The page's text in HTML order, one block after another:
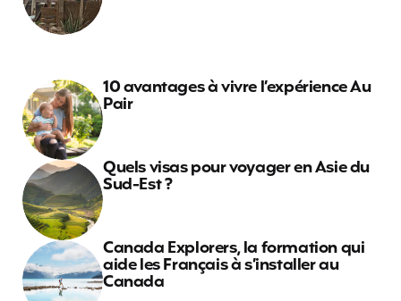
10 avantages à vivre l’expérience Au
Pair
Quels visas pour voyager en Asie du
Sud-Est ?
Canada Explorers, la formation qui
aide les Français à s’installer au
Canada